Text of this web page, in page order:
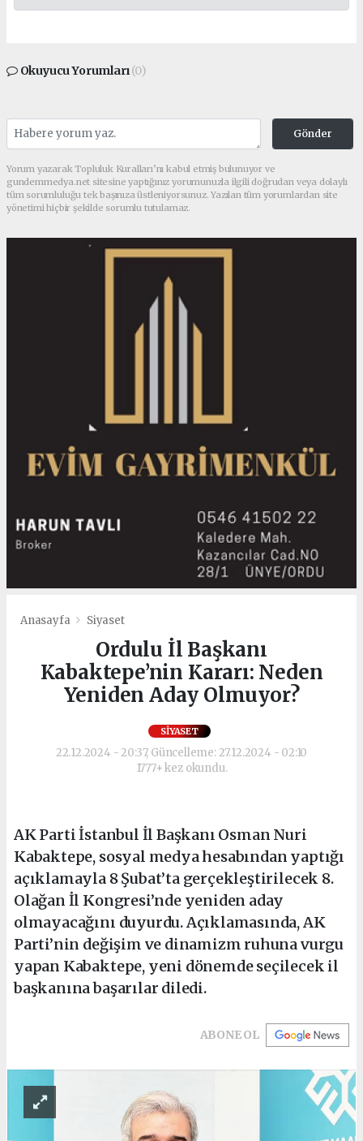
Okuyucu Yorumları(0)
Gönder
Yorum yazarak Topluluk Kuralları’nı kabul etmiş bulunuyor ve
gundemmedya.net sitesine yaptığınız yorumunuzla ilgili doğrudan veya dolaylı
tüm sorumluluğu tek başınıza üstleniyorsunuz. Yazılan tüm yorumlardan site
yönetimi hiçbir şekilde sorumlu tutulamaz.
Anasayfa Siyaset
Ordulu İl Başkanı
Kabaktepe’nin Kararı: Neden
Yeniden Aday Olmuyor?
SIYASET
22.12.2024 - 20:37, Güncelleme: 27.12.2024 - 02:10
1777+ kez okundu.
AK Parti İstanbul İl Başkanı Osman Nuri
Kabaktepe, sosyal medya hesabından yaptığı
açıklamayla 8 Şubat’ta gerçekleştirilecek 8.
Olağan İl Kongresi’nde yeniden aday
olmayacağını duyurdu. Açıklamasında, AK
Parti’nin değişim ve dinamizm ruhuna vurgu
yapan Kabaktepe, yeni dönemde seçilecek il
başkanına başarılar diledi.
ABONE OL